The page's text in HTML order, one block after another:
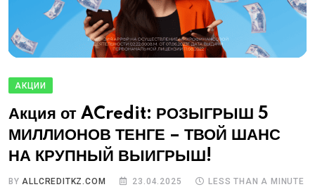
АКЦИИ
Акция от ACredit: РОЗЫГРЫШ 5
МИЛЛИОНОВ ТЕНГЕ – ТВОЙ ШАНС
НА КРУПНЫЙ ВЫИГРЫШ!
BY ALLCREDITKZ.COM 23.04.2025 LESS THAN A MINUTE